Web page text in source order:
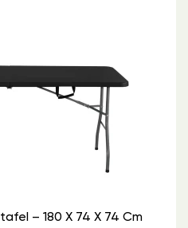
– 180 X 74 X 74 Cm